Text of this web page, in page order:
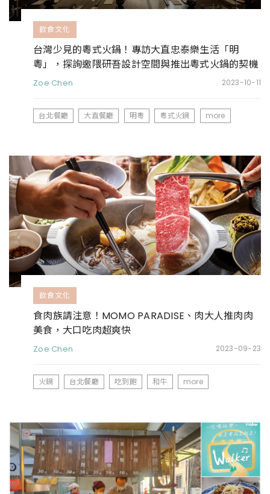
飲食文化
台灣少見的粵式火鍋！專訪大直忠泰樂生活「明
粵」，探詢邀隈研吾設計空間與推出粵式火鍋的契機
Zoe Chen 2023-10-11
台北餐廳 大直餐廳 明粵 粵式火鍋 more
飲食文化
食肉族請注意！MOMO PARADISE、肉大人推肉肉
美食，大口吃肉超爽快
Zoe Chen 2023-09-23
火鍋 台北餐廳 吃到飽 和牛 more